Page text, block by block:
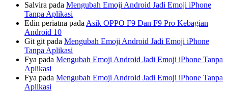
Salvira pada Mengubah Emoji Android Jadi Emoji iPhone
Tanpa Aplikasi
Edin periatna pada Asik OPPO F9 Dan F9 Pro Kebagian
Android 10
Git git pada Mengubah Emoji Android Jadi Emoji iPhone
Tanpa Aplikasi
Fya pada Mengubah Emoji Android Jadi Emoji iPhone Tanpa
Aplikasi
Fya pada Mengubah Emoji Android Jadi Emoji iPhone Tanpa
Aplikasi